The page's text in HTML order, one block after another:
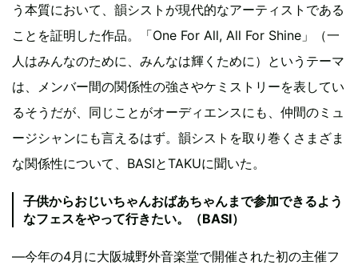
う本質において、韻シストが現代的なアーティストである
ことを証明した作品。「One For All, All For Shine」（一
人はみんなのために、みんなは輝くために）というテーマ
は、メンバー間の関係性の強さやケミストリーを表してい
るそうだが、同じことがオーディエンスにも、仲間のミュ
ージシャンにも言えるはず。韻シストを取り巻くさまざま
な関係性について、BASIとTAKUに聞いた。
子供からおじいちゃんおばあちゃんまで参加できるよう
なフェスをやって行きたい。（BASI）
―今年の4月に大阪城野外音楽堂で開催された初の主催フ